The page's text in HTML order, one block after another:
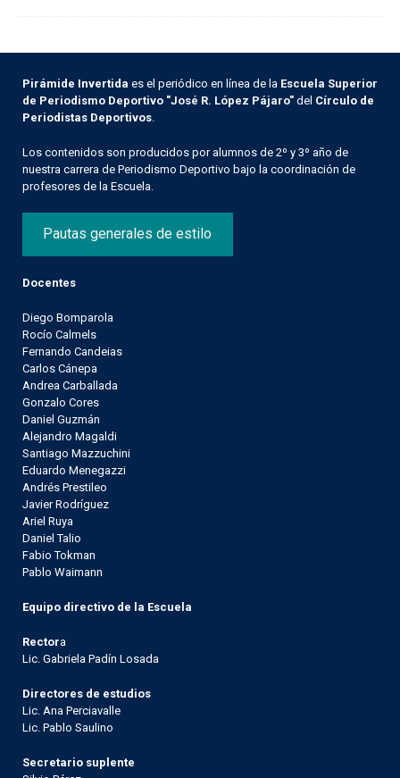
Pirámide Invertida es el periódico en línea de la Escuela Superior
de Periodismo Deportivo "José R. López Pájaro" del Círculo de
Periodistas Deportivos
Los contenidos son producidos por alumnos de 2º y 3º año de
nuestra carrera de Periodismo Deportivo bajo la coordinación de
profesores de la Escuela.
Pautas generales de estilo
Docentes
Diego Bomparola
Rocío Calmels
Fernando Candeias
Carlos Cánepa
Andrea Carballada
Gonzalo Cores
Daniel Guzmán
Alejandro Magaldi
Santiago Mazzuchini
Eduardo Menegazzi
Andrés Prestileo
Javier Rodríguez
Ariel Ruya
Daniel Talio
Fabio Tokman
Pablo Waimann
Equipo directivo de la Escuela
Rectora
Lic. Gabriela Padín Losada
Directores de estudios
Lic. Ana Perciavalle
Lic. Pablo Saulino
Secretario suplente